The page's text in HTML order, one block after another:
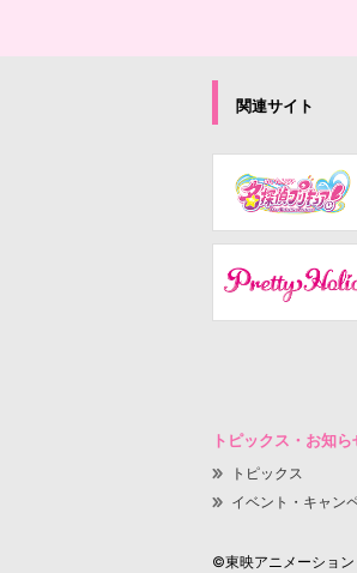
関連サイト
トピックス・お知ら
トピックス
イベント・キャン
©東映アニメーショ